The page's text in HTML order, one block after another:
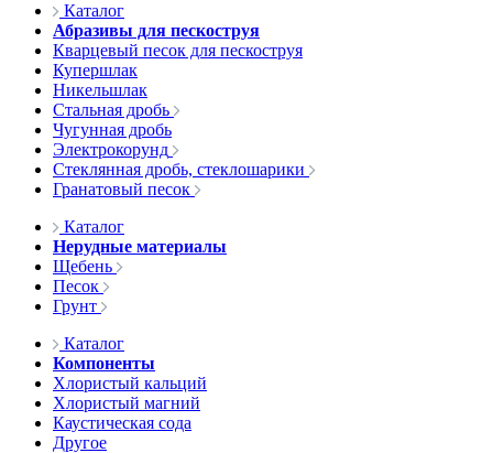
Каталог
Абразивы для пескоструя
Кварцевый песок для пескоструя
Купершлак
Никельшлак
Стальная дробь
Чугунная дробь
Электрокорунд
Стеклянная дробь, стеклошарики
Гранатовый песок
Каталог
Нерудные материалы
Щебень
Песок
Грунт
Каталог
Компоненты
Хлористый кальций
Хлористый магний
Каустическая сода
Другое